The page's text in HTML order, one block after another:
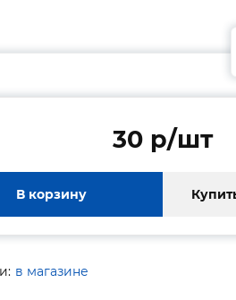
30 p/шт
В корзину
в магазине